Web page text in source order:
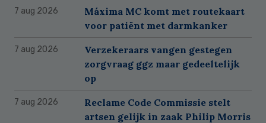
7 aug 2026
Máxima MC komt met routekaart
voor patiënt met darmkanker
7 aug 2026
Verzekeraars vangen gestegen
zorgvraag ggz maar gedeeltelijk
op
7 aug 2026
Reclame Code Commissie stelt
artsen gelijk in zaak Philip Morris